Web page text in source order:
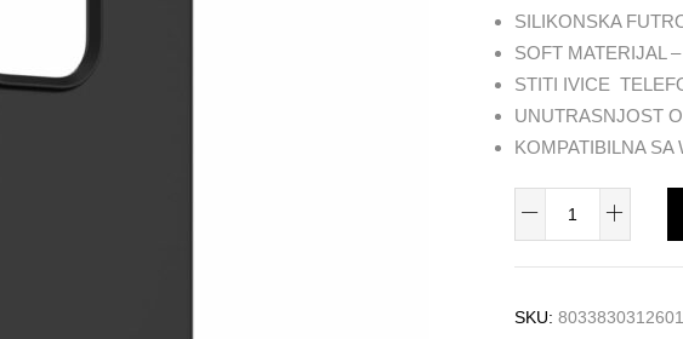
SILIKONSKA
SOFT MATERIJAL
STITI IVICE
UNUTRASNJOST
KOMPATIBILNA
IPC14P61ICONBLK
futrola
iPhone
SKU: 8033830312601